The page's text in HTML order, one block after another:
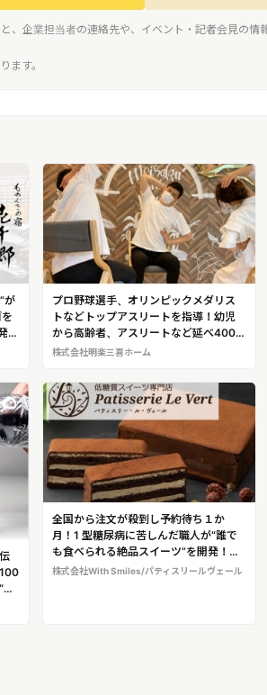
、企業担当者の連絡先や、イベント・記者会見の情
ます。
が
！
プロ野球選手、オリンピックメダリス
トなどトップアスリートを指導！幼児
から高齢者、アスリートなど延べ4000
人を指導した経験から「歩行プログラ
する凄腕トレーナー石原創
株式会社明楽三喜ホーム
全国から注文が殺到し予約待ち１か
月！1 型糖尿病に苦しんだ職人が“誰で
も食べられる絶品スイーツ”を開発！低
糖質スイーツ専門店「パティスリー・
株式会社With Smiles/パティスリールヴェール